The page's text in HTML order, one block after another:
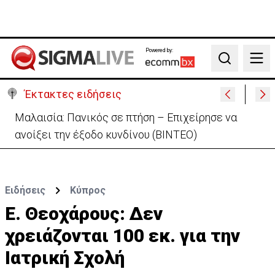
Powered by:
Search
Έκτακτες ειδήσεις
Τραγωδία Ξυλοφάγου: Απορρίφθηκε το αίτημα του
πατέρα αποφυλάκισης με εγγύηση
Ειδήσεις Κύπρος
Ε. Θεοχάρους: Δεν
χρειάζονται 100 εκ. για την
Ιατρική Σχολή